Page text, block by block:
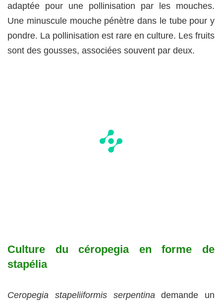
adaptée pour une pollinisation par les mouches.
Une minuscule mouche pénètre dans le tube pour y
pondre. La pollinisation est rare en culture. Les fruits
sont des gousses, associées souvent par deux.
Culture du céropegia en forme de
stapélia
Ceropegia stapeliiformis serpentina demande un